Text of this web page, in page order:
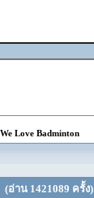
Love Badminton
อ่าน 1421089 ครั้ง)